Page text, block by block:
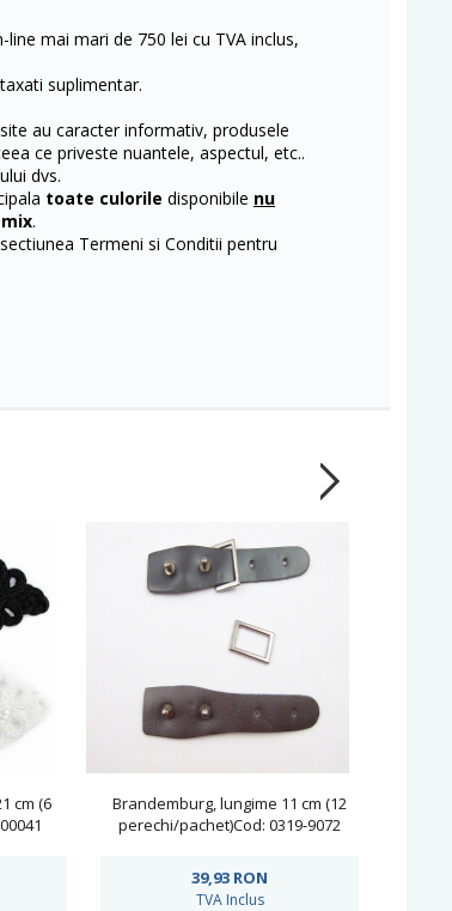
mai mari de 750 lei cu TVA inclus,
suplimentar.
au caracter informativ, produsele
ce priveste nuantele, aspectul, etc..
dvs.
toate culorile disponibile nu
mix.
Termeni si Conditii pentru
cm (6
Brandemburg, lungime 11 cm (12
perechi/pachet)Cod: 0319-9072
39,93 RON
TVA Inclus